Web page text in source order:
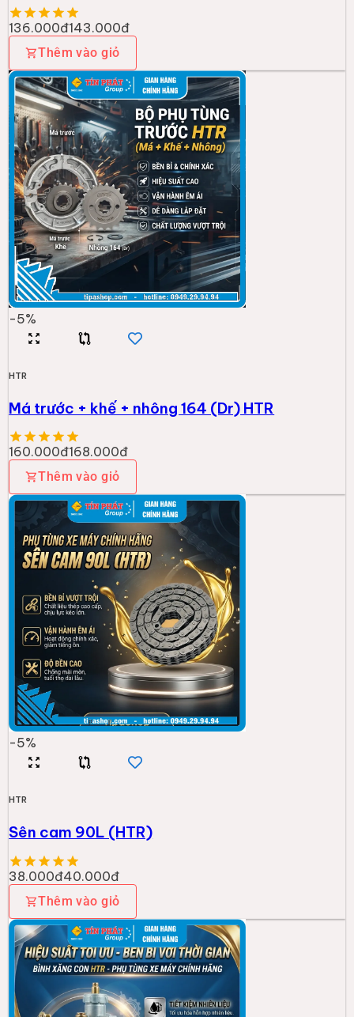
136.000đ143.000đ
Thêm vào giỏ
-5%
HTR
Má trước + khế + nhông 164 (Dr) HTR
160.000đ168.000đ
Thêm vào giỏ
-5%
HTR
Sên cam 90L (HTR)
38.000đ40.000đ
Thêm vào giỏ